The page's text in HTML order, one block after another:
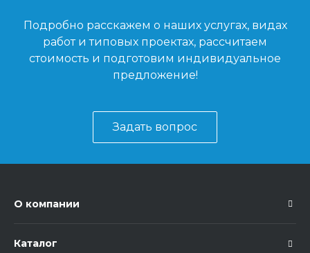
Подробно расскажем о наших услугах, видах
работ и типовых проектах, рассчитаем
стоимость и подготовим индивидуальное
предложение!
Задать вопрос
О компании
Каталог